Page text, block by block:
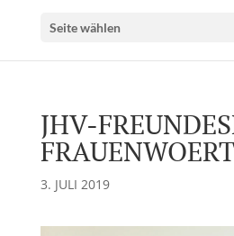
Seite wählen
JHV-
3. JULI 2019